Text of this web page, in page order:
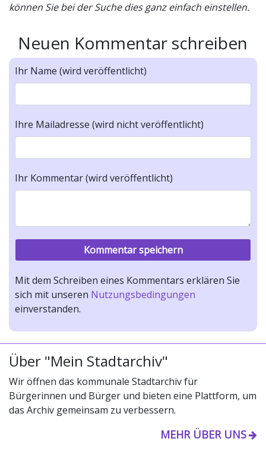
können Sie bei der Suche dies ganz einfach einstellen.
Neuen Kommentar schreiben
Ihr Name (wird veröffentlicht)
Ihre Mailadresse (wird nicht veröffentlicht)
Ihr Kommentar (wird veröffentlicht)
Mit dem Schreiben eines Kommentars erklären Sie
sich mit unseren Nutzungsbedingungen
einverstanden.
Über "Mein Stadtarchiv"
Wir öffnen das kommunale Stadtarchiv für
Bürgerinnen und Bürger und bieten eine Plattform, um
das Archiv gemeinsam zu verbessern.
MEHR ÜBER UNS